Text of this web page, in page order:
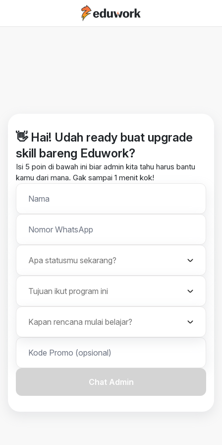
👋 Hai! Udah ready buat upgrade
skill bareng Eduwork?
Isi 5 poin di bawah ini biar admin kita tahu harus bantu
kamu dari mana. Gak sampai 1 menit kok!
Apa statusmu sekarang?
Tujuan ikut program ini
Kapan rencana mulai belajar?
Chat Admin